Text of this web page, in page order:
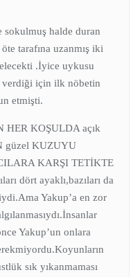
sokulmuş halde duran
tarafına uzanmış iki
.İyice uykusu
verdiği için ilk nöbetin
etmişti.
HER KOŞULDA açık
güzel KUZUYU
KARŞI TETİKTE
dört ayaklı,bazıları da
Yakup’a en zor
Yakup’un onlara
sık yıkanmaması